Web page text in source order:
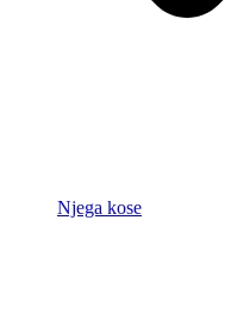
Njega kose